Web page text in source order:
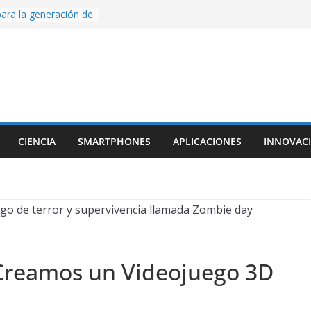
la generación de
con Inteligencia
una app
una
CIENCIA SMARTPHONES APLICACIONES
un Videojuego 3D